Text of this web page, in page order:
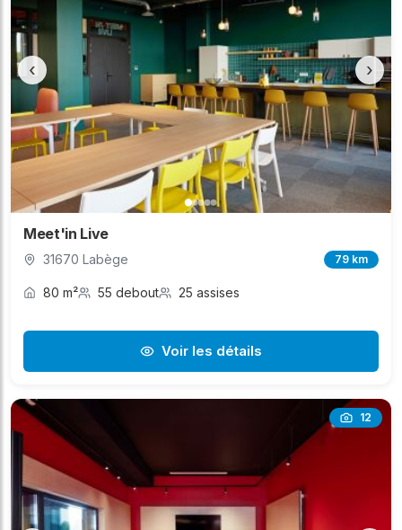
‹ ›
Meet'in Live
31670 Labège 79 km
80 m² 55 debout 25 assises
Voir les détails
12